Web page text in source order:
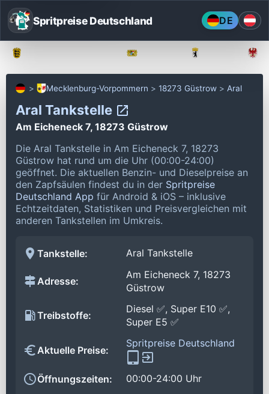
Spritpreise Deutschland DE
Mecklenburg-Vorpommern 18273 Güstrow Aral
Aral Tankstelle
Am Eicheneck 7, 18273 Güstrow
Die Aral Tankstelle in Am Eicheneck 7, 18273
Güstrow hat rund um die Uhr (00:00-24:00)
geöffnet. Die aktuellen Benzin- und Dieselpreise an
den Zapfsäulen findest du in der Spritpreise
Deutschland App für Android & iOS – inklusive
Echtzeitdaten, Statistiken und Preisvergleichen mit
anderen Tankstellen im Umkreis.
Tankstelle: Aral Tankstelle
Adresse:
Am Eicheneck 7, 18273
Güstrow
Treibstoffe:
Diesel ✅, Super E10 ✅,
Super E5 ✅
Aktuelle Preise:
Spritpreise Deutschland
Öffnungszeiten:
00:00-24:00 Uhr